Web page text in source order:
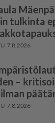
tulkinta
7.8.2026
–
7.8.2026